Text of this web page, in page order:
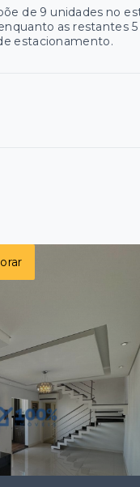
de 9 unidades no
as restantes
estacionamento.